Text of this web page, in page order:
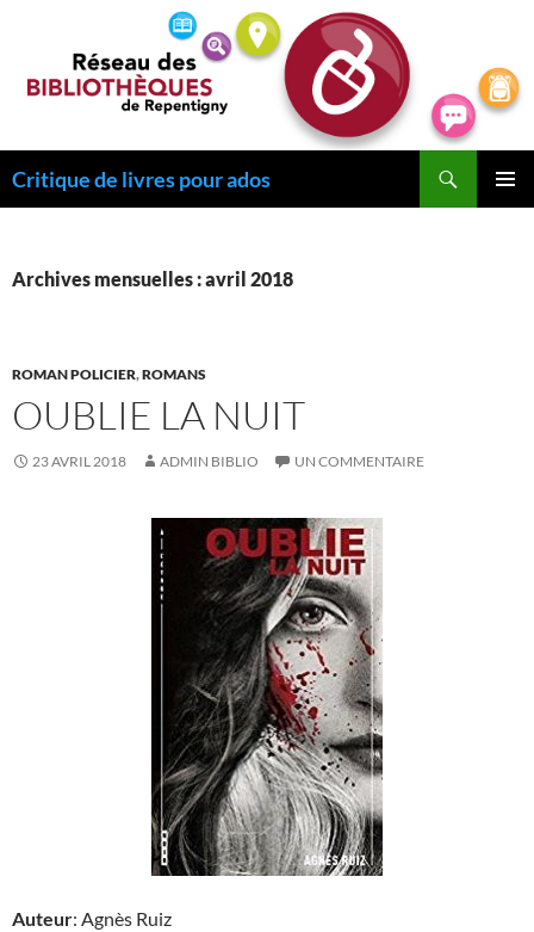
Critique de livres pour ados
Archives mensuelles : avril 2018
ROMAN POLICIER,ROMANS
OUBLIE LA NUIT
23 AVRIL 2018 ADMIN BIBLIO UN COMMENTAIRE
Auteur: Agnès Ruiz